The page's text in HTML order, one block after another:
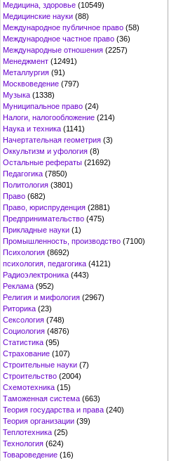
Медицина, здоровье (10549)
Медицинские науки (88)
Международное публичное право (58)
Международное частное право (36)
Международные отношения (2257)
Менеджмент (12491)
Металлургия (91)
Москвоведение (797)
Музыка (1338)
Муниципальное право (24)
Налоги, налогообложение (214)
Наука и техника (1141)
Начертательная геометрия (3)
Оккультизм и уфология (8)
Остальные рефераты (21692)
Педагогика (7850)
Политология (3801)
Право (682)
Право, юриспруденция (2881)
Предпринимательство (475)
Прикладные науки (1)
Промышленность, производство (7100)
Психология (8692)
психология, педагогика (4121)
Радиоэлектроника (443)
Реклама (952)
Религия и мифология (2967)
Риторика (23)
Сексология (748)
Социология (4876)
Статистика (95)
Страхование (107)
Строительные науки (7)
Строительство (2004)
Схемотехника (15)
Таможенная система (663)
Теория государства и права (240)
Теория организации (39)
Теплотехника (25)
Технология (624)
Товароведение (16)